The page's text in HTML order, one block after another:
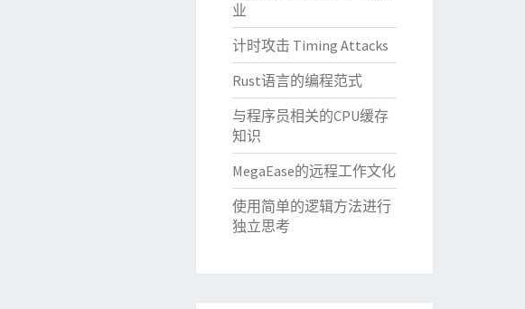
业
计时攻击 Timing Attacks
Rust语言的编程范式
与程序员相关的CPU缓存
知识
MegaEase的远程工作文化
使用简单的逻辑方法进行
独立思考